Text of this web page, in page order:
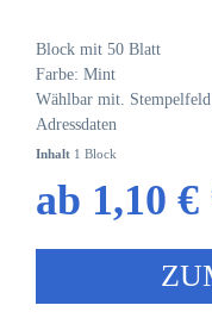
Block mit 50 Blatt
Farbe: Mint
Wählbar mit.
Adressdaten
Inhalt 1 Block
ab 1,10